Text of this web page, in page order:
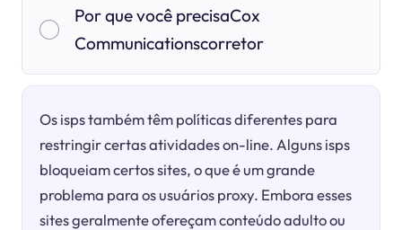
Por que você precisaCox
Communicationscorretor
Os isps também têm políticas diferentes para
restringir certas atividades on-line. Alguns isps
bloqueiam certos sites, o que é um grande
problema para os usuários proxy. Embora esses
sites geralmente ofereçam conteúdo adulto ou